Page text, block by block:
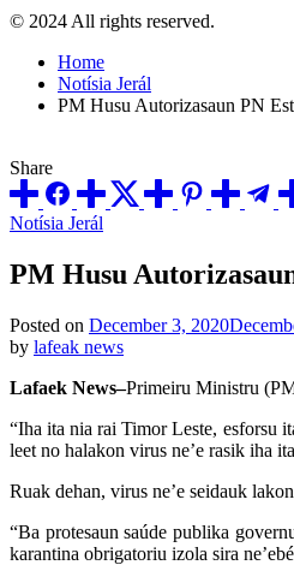
© 2024 All rights reserved.
Home
Notísia Jerál
PM Husu Autorizasaun PN
Share
Posted
Notísia Jerál
PM Husu
Posted on December 3, 2020
by lafeak news
Lafaek News–Primeiru Ministru
“Iha ita nia rai Timor Leste, esforsu
leet no halakon virus ne’e rasik iha
Ruak dehan, virus ne’e seidauk
“Ba protesaun saúde publika
karantina obrigatoriu izola sira